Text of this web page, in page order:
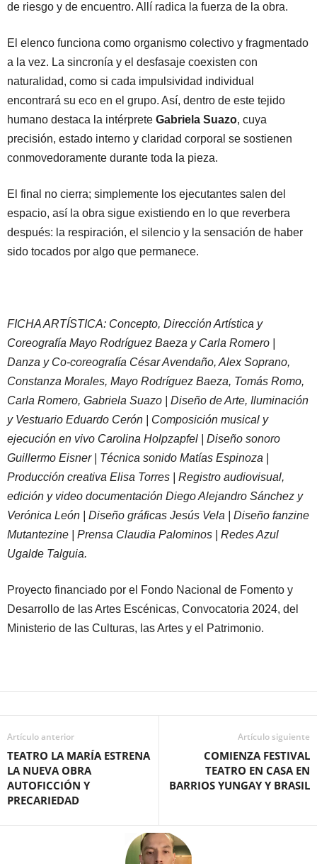
de riesgo y de encuentro. Allí radica la fuerza de la obra.
El elenco funciona como organismo colectivo y fragmentado
a la vez. La sincronía y el desfasaje coexisten con
naturalidad, como si cada impulsividad individual
encontrará su eco en el grupo. Así, dentro de este tejido
humano destaca la intérprete Gabriela Suazo, cuya
precisión, estado interno y claridad corporal se sostienen
conmovedoramente durante toda la pieza.
El final no cierra; simplemente los ejecutantes salen del
espacio, así la obra sigue existiendo en lo que reverbera
después: la respiración, el silencio y la sensación de haber
sido tocados por algo que permanece.
FICHA ARTÍSTICA: Concepto, Dirección Artística y
Coreografía Mayo Rodríguez Baeza y Carla Romero |
Danza y Co-coreografía César Avendaño, Alex Soprano,
Constanza Morales, Mayo Rodríguez Baeza, Tomás Romo,
Carla Romero, Gabriela Suazo | Diseño de Arte, Iluminación
y Vestuario Eduardo Cerón | Composición musical y
ejecución en vivo Carolina Holpzapfel | Diseño sonoro
Guillermo Eisner | Técnica sonido Matías Espinoza |
Producción creativa Elisa Torres | Registro audiovisual,
edición y video documentación Diego Alejandro Sánchez y
Verónica León | Diseño gráficas Jesús Vela | Diseño fanzine
Mutantezine | Prensa Claudia Palominos | Redes Azul
Ugalde Talguia.
Proyecto financiado por el Fondo Nacional de Fomento y
Desarrollo de las Artes Escénicas, Convocatoria 2024, del
Ministerio de las Culturas, las Artes y el Patrimonio.
Artículo anterior
TEATRO LA MARÍA ESTRENA
LA NUEVA OBRA
AUTOFICCIÓN Y
PRECARIEDAD
Artículo siguiente
COMIENZA FESTIVAL
TEATRO EN CASA EN
BARRIOS YUNGAY Y BRASIL